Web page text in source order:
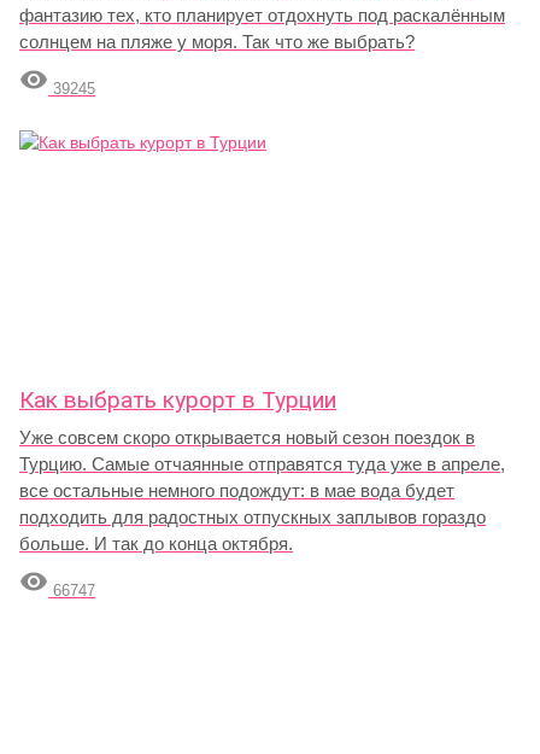
фантазию тех, кто планирует отдохнуть под раскалённым
солнцем на пляже у моря. Так что же выбрать?
 39245
Как выбрать курорт в Турции
Уже совсем скоро открывается новый сезон поездок в
Турцию. Самые отчаянные отправятся туда уже в апреле,
все остальные немного подождут: в мае вода будет
подходить для радостных отпускных заплывов гораздо
больше. И так до конца октября.
 66747